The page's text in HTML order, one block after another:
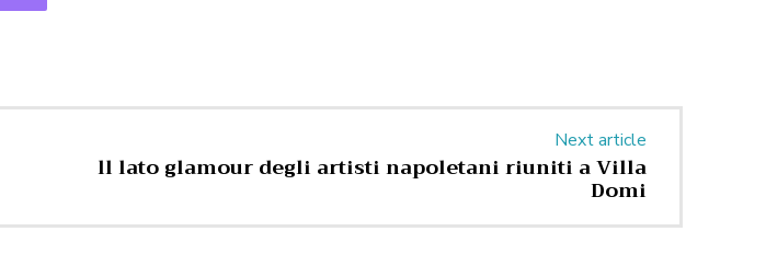
Next article
ll lato glamour degli artisti napoletani riuniti a Villa
Domi